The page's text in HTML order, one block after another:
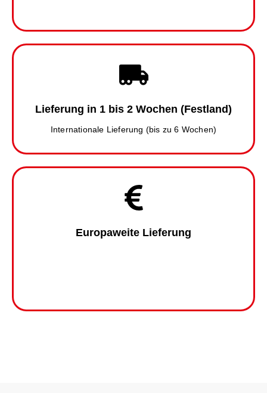
Lieferung in 1 bis 2 Wochen (Festland)
Internationale Lieferung (bis zu 6 Wochen)
Europaweite Lieferung